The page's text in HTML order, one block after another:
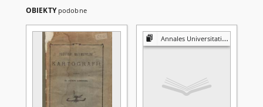
OBIEKTY podobne
Annales Universitatis Mariae Curie-Skłodowska. Sectio A, Mathematica